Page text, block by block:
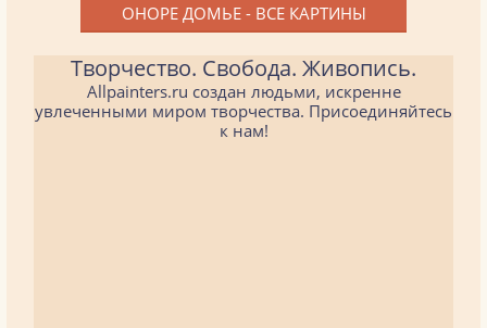
ОНОРЕ ДОМЬЕ - ВСЕ КАРТИНЫ
Творчество. Свобода. Живопись.
Allpainters.ru создан людьми, искренне
увлеченными миром творчества. Присоединяйтесь
к нам!